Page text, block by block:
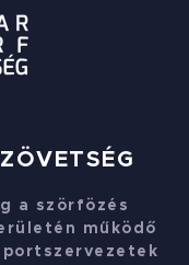
a szörfözés
működő